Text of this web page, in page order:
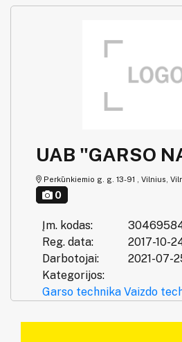
UAB "GARSO
Perkūnkiemio g. g. 13-91 , Vilnius,
0
Įm. kodas:
Reg. data:
2017-10-
Darbotojai:
2021-07-
Kategorijos:
Garso technika Vaizdo